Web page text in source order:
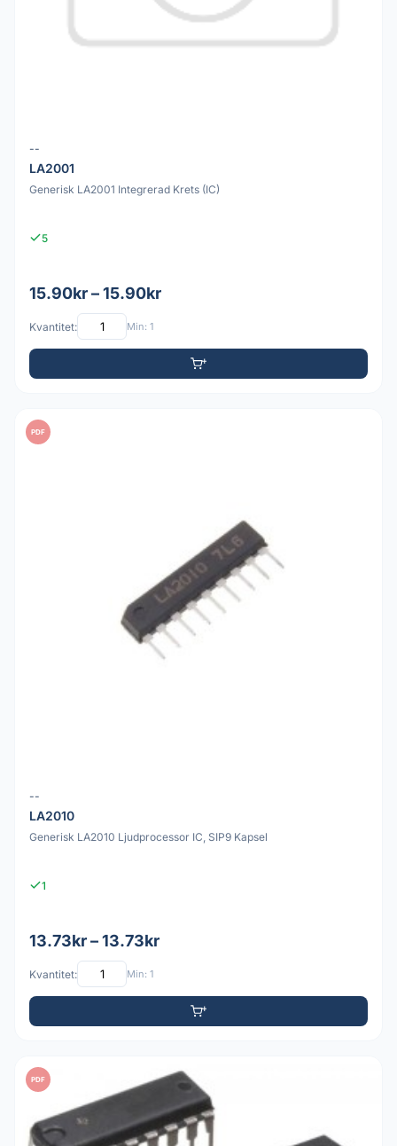
--
LA2001
Generisk LA2001 Integrerad Krets (IC)
5
15.90kr – 15.90kr
Kvantitet: Min: 1
PDF
--
LA2010
Generisk LA2010 Ljudprocessor IC, SIP9 Kapsel
1
13.73kr – 13.73kr
Kvantitet: Min: 1
PDF